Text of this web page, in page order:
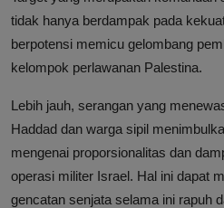
tidak hanya berdampak pada
berpotensi memicu gelombang
kelompok perlawanan Palestina.
Lebih jauh, serangan yang
Haddad dan warga sipil
mengenai proporsionalitas dan
operasi militer Israel. Hal ini dapat
gencatan senjata selama ini rapuh